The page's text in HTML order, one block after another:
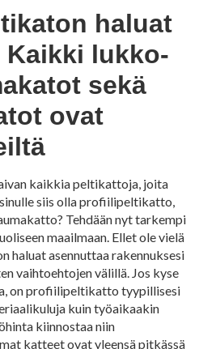
haluat
Kaikki lukko-
sekä
ovat
kaikkia peltikattoja, joita
siis olla profiilipeltikatto,
Tehdään nyt tarkempi
maailmaan. Ellet ole vielä
haluat asennuttaa rakennuksesi
vaihtoehtojen välillä. Jos kyse
on profiilipeltikatto tyypillisesi
kuin työaikaakin
kiinnostaa niin
katteet ovat yleensä pitkässä